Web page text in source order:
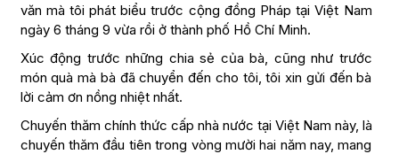
văn mà tôi phát biểu trước cộng đồng Pháp tại Việt Nam
ngày 6 tháng 9 vừa rồi ở thành phố Hồ Chí Minh.
Xúc động trước những chia sẻ của bà, cũng như trước
món quà mà bà đã chuyển đến cho tôi, tôi xin gửi đến bà
lời cảm ơn nồng nhiệt nhất.
Chuyến thăm chính thức cấp nhà nước tại Việt Nam này, là
chuyến thăm đầu tiên trong vòng mười hai năm nay, mang